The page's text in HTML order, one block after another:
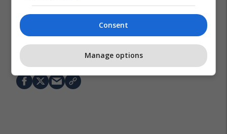
Kombëtarja E Kroacisë Kampionati Botëror 2026
Fifa
Zlatko Dalic
Consent
Manage options